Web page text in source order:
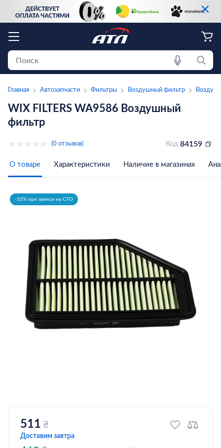
×
Главная Автозапчасти Фильтры Воздушный фильтр
WIX FILTERS WA9586 Воздушный
фильтр
(0 отзывов) Код 84159
О товаре Характеристики Наличие в магазинах
-10% при записи на СТО
511 ₴
Доставим завтра